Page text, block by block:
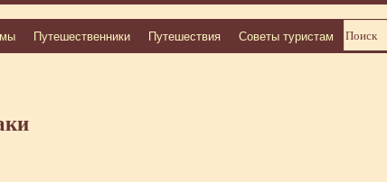
Путешественники Путешествия Советы туристам